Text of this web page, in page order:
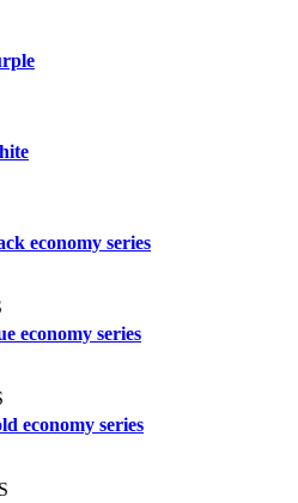
economy series
economy series
economy series